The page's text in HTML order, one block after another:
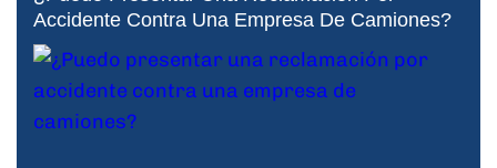
Accidente Contra Una Empresa De Camiones?